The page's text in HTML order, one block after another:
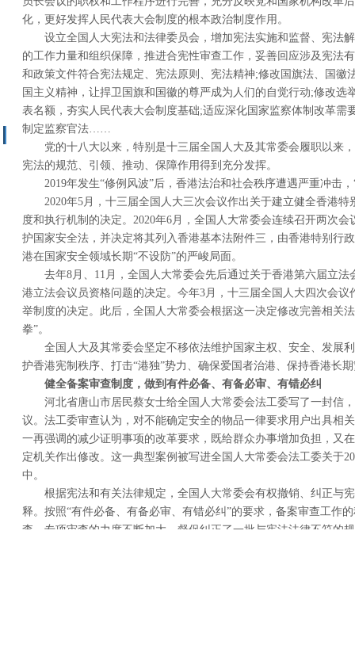
化，更好发挥人民代表大会制度的根本政治制度作用。
设立全国人大宪法和法律委员会，增加宪法实施和监督、宪法
的工作力量和组织保障，推进合宪性审查工作，妥善回应涉及宪法
和政策文件符合宪法规定、宪法原则、宪法精神;修改国旗法、国徽
国主义精神，让捍卫国旗和国徽的尊严成为人们的自觉行动;修改选
表名额，夯实人民代表大会制度基础;适应深化国家监察体制改革需
制定监察官法……
党的十八大以来，特别是十三届全国人大及其常委会履职以来
宪法的规范、引领、推动、保障作用得到充分发挥。
2019年发生“修例风波”后，香港法治和社会秩序遭遇严重冲击
2020年5月，十三届全国人大三次会议作出关于建立健全香港
度和执行机制的决定。2020年6月，全国人大常委会连续召开两次
护国家安全法，并决定将其列入香港基本法附件三，由香港特别行
港在国家安全领域长期“不设防”的严峻局面。
去年8月、11月，全国人大常委会先后通过关于香港第六届立
港立法会议员资格问题的决定。今年3月，十三届全国人大四次会
举制度的决定。此后，全国人大常委会根据这一决定修改完善相关
拳”。
全国人大及其常委会坚定不移依法维护国家主权、安全、发展
护香港宪制秩序、打击“港独”势力、确保爱国者治港、保持香港长
健全备案审查制度，做到有件必备、有备必审、有错必纠
河北省唐山市居民蔡女士给全国人大常委会法工委写了一封信
议。法工委审查认为，对不能确定安全的物品一律要求用户出具相
一再强调的减少证明事项的改革要求，既给群众办事增加负担，又
定机关作出修改。这一典型案例被写进全国人大常委会法工委关于
中。
根据宪法和有关法律规定，全国人大常委会有权撤销、纠正与
释。按照“有件必备、有备必审、有错必纠”的要求，备案审查工作
查、专项审查的力度不断加大，督促纠正了一批与宪法法律不符的